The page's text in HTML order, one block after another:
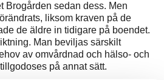
Brogården sedan dess. Men
liksom kraven på de
de äldre in tidigare på boendet.
Man beviljas särskilt
av omvårdnad och hälso- och
på annat sätt.